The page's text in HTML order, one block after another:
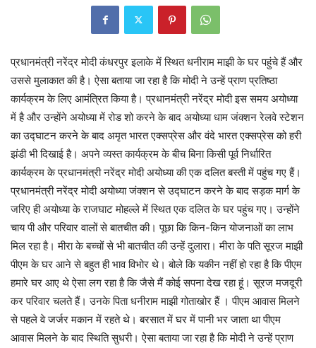
प्रधानमंत्री नरेंद्र मोदी कंधरपुर इलाके में स्थित धनीराम माझी के घर पहुंचे हैं और
उससे मुलाकात की है। ऐसा बताया जा रहा है कि मोदी ने उन्हें प्राण प्रतिष्ठा
कार्यक्रम के लिए आमंत्रित किया है। प्रधानमंत्री नरेंद्र मोदी इस समय अयोध्या
में है और उन्होंने अयोध्या में रोड शो करने के बाद अयोध्या धाम जंक्शन रेलवे स्टेशन
का उद्घाटन करने के बाद अमृत भारत एक्सप्रेस और वंदे भारत एक्सप्रेस को हरी
झंडी भी दिखाई है। अपने व्यस्त कार्यक्रम के बीच बिना किसी पूर्व निर्धारित
कार्यक्रम के प्रधानमंत्री नरेंद्र मोदी अयोध्या की एक दलित बस्ती में पहुंच गए हैं।
प्रधानमंत्री नरेंद्र मोदी अयोध्या जंक्शन से उद्घाटन करने के बाद सड़क मार्ग के
जरिए ही अयोध्या के राजघाट मोहल्ले में स्थित एक दलित के घर पहुंच गए। उन्होंने
चाय पी और परिवार वालों से बातचीत की। पूछा कि किन-किन योजनाओं का लाभ
मिल रहा है। मीरा के बच्चों से भी बातचीत की उन्हें दुलारा। मीरा के पति सूरज माझी
पीएम के घर आने से बहुत ही भाव विभोर थे। बोले कि यकीन नहीं हो रहा है कि पीएम
हमारे घर आए थे ऐसा लग रहा है कि जैसे मैं कोई सपना देख रहा हूं। सूरज मजदूरी
कर परिवार चलते हैं। उनके पिता धनीराम माझी गोताखोर हैं । पीएम आवास मिलने
से पहले वे जर्जर मकान में रहते थे। बरसात में घर में पानी भर जाता था पीएम
आवास मिलने के बाद स्थिति सुधरी। ऐसा बताया जा रहा है कि मोदी ने उन्हें प्राण